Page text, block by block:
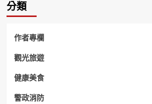
分類
作者專欄
觀光旅遊
健康美食
警政消防